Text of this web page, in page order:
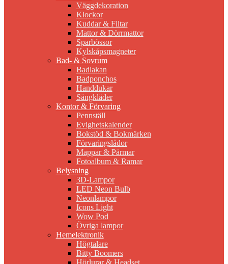
Väggdekoration
Klockor
Kuddar & Filtar
Mattor & Dörrmattor
Sparbössor
Kylskåpsmagneter
Bad- & Sovrum
Badlakan
Badponchos
Handdukar
Sängkläder
Kontor & Förvaring
Pennställ
Evighetskalender
Bokstöd & Bokmärken
Förvaringslådor
Mappar & Pärmar
Fotoalbum & Ramar
Belysning
3D-Lampor
LED Neon Bulb
Neonlampor
Icons Light
Wow Pod
Övriga lampor
Hemelektronik
Högtalare
Bitty Boomers